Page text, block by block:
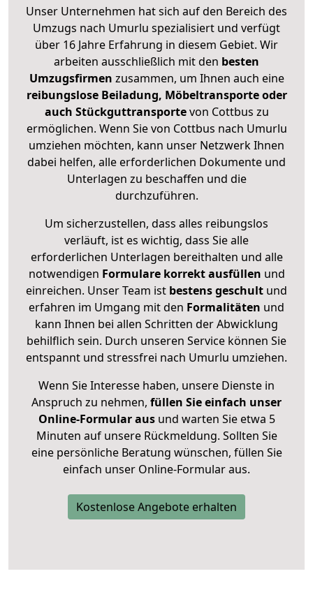
Unser Unternehmen hat sich auf den Bereich des
Umzugs nach Umurlu spezialisiert und verfügt
über 16 Jahre Erfahrung in diesem Gebiet. Wir
arbeiten ausschließlich mit den besten
Umzugsfirmen zusammen, um Ihnen auch eine
reibungslose Beiladung, Möbeltransporte oder
auch Stückguttransportevon Cottbus zu
ermöglichen. Wenn Sie von Cottbus nach Umurlu
umziehen möchten, kann unser Netzwerk Ihnen
dabei helfen, alle erforderlichen Dokumente und
Unterlagen zu beschaffen und die
durchzuführen.
Um sicherzustellen, dass alles reibungslos
verläuft, ist es wichtig, dass Sie alle
erforderlichen Unterlagen bereithalten und alle
notwendigen Formulare korrekt ausfüllen und
einreichen. Unser Team ist bestens geschult und
erfahren im Umgang mit den Formalitäten und
kann Ihnen bei allen Schritten der Abwicklung
behilflich sein. Durch unseren Service können Sie
entspannt und stressfrei nach Umurlu umziehen.
Wenn Sie Interesse haben, unsere Dienste in
Anspruch zu nehmen, füllen Sie einfach unser
Online-Formular ausund warten Sie etwa 5
Minuten auf unsere Rückmeldung. Sollten Sie
eine persönliche Beratung wünschen, füllen Sie
einfach unser Online-Formular aus.
Kostenlose Angebote erhalten